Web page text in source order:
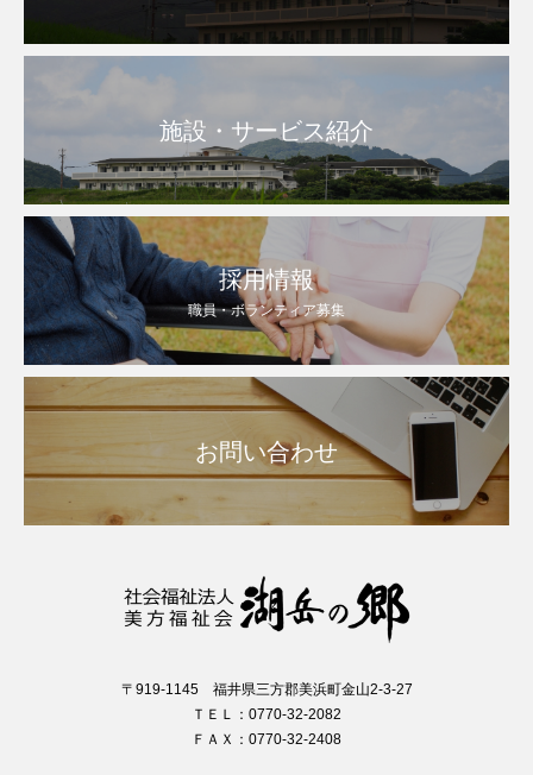
施設・サービス紹介
採用情報
職員・ボランティア募集
お問い合わせ
〒919-1145 福井県三方郡美浜町金山2-3-27
ＴＥＬ：0770-32-2082
ＦＡＸ：0770-32-2408